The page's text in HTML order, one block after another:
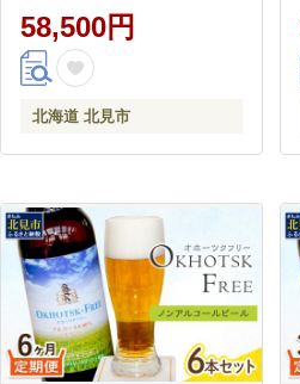
58,500円
北海道 北見市